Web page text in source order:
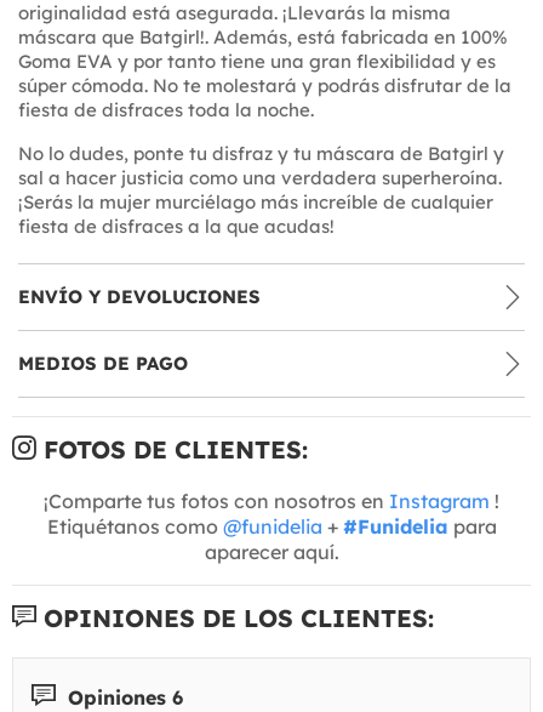
originalidad está asegurada. ¡Llevarás la misma
máscara que Batgirl!. Además, está fabricada en 100%
Goma EVA y por tanto tiene una gran flexibilidad y es
súper cómoda. No te molestará y podrás disfrutar de la
fiesta de disfraces toda la noche.
No lo dudes, ponte tu disfraz y tu máscara de Batgirl y
sal a hacer justicia como una verdadera superheroína.
¡Serás la mujer murciélago más increíble de cualquier
fiesta de disfraces a la que acudas!
ENVÍO Y DEVOLUCIONES
MEDIOS DE PAGO
FOTOS DE CLIENTES:
¡Comparte tus fotos con nosotros en Instagram !
Etiquétanos como @funidelia + #Funidelia para
aparecer aquí.
OPINIONES DE LOS CLIENTES:
Opiniones 6